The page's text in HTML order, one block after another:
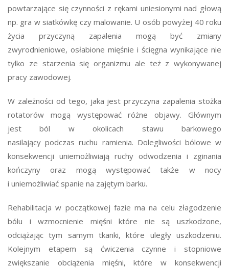
powtarzające się czynności z rękami uniesionymi nad głową
np. gra w siatkówkę czy malowanie. U osób powyżej 40 roku
życia przyczyną zapalenia mogą być zmiany
zwyrodnieniowe, osłabione mięśnie i ścięgna wynikające nie
tylko ze starzenia się organizmu ale też z wykonywanej
pracy zawodowej.
W zależności od tego, jaka jest przyczyna zapalenia stożka
rotatorów mogą występować różne objawy. Głównym
jest ból w okolicach stawu barkowego
nasilający podczas ruchu ramienia. Dolegliwości bólowe w
konsekwencji uniemożliwiają ruchy odwodzenia i zginania
kończyny oraz mogą występować także w nocy
i uniemożliwiać spanie na zajętym barku.
Rehabilitacja w początkowej fazie ma na celu złagodzenie
bólu i wzmocnienie mięśni które nie są uszkodzone,
odciążając tym samym tkanki, które uległy uszkodzeniu.
Kolejnym etapem są ćwiczenia czynne i stopniowe
zwiększanie obciążenia mięśni, które w konsekwencji